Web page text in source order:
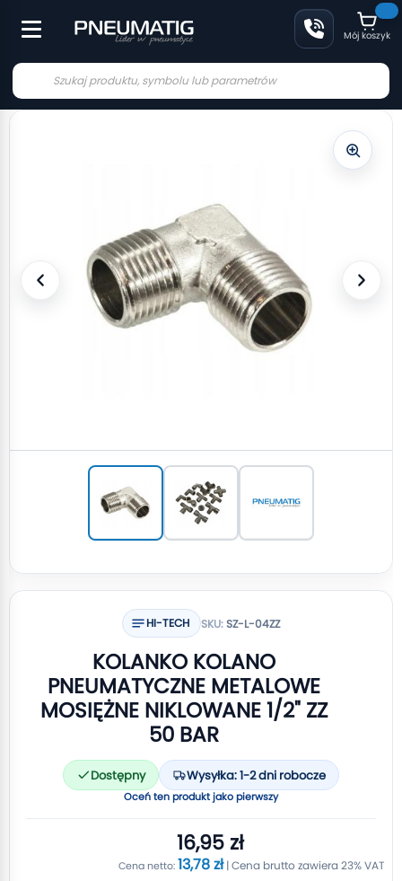
Mój koszyk
HI-TECH SKU:SZ-L-04ZZ
KOLANKO KOLANO
PNEUMATYCZNE METALOWE
MOSIĘŻNE NIKLOWANE 1/2" ZZ
50 BAR
Dostępny Wysyłka: 1-2 dni robocze
Oceń ten produkt jako pierwszy
16,95 zł
13,78 zł